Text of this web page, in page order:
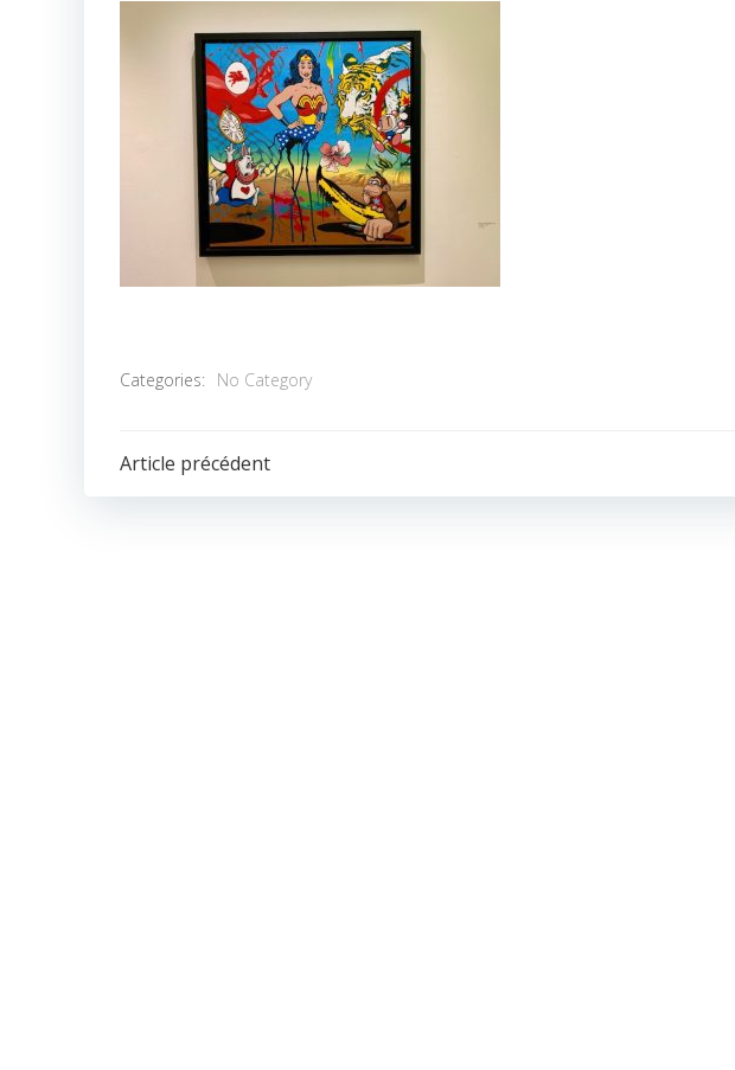
Categories: No Category
POST
NAVIGATION
Article précédent